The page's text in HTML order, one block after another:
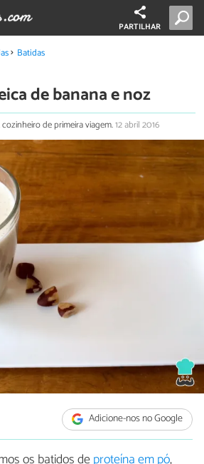
PARTILHAR
Batidas
de banana e noz
cozinheiro de primeira viagem.12 abril 2016
Adicione-nos no Google
os batidos deproteína em pó,